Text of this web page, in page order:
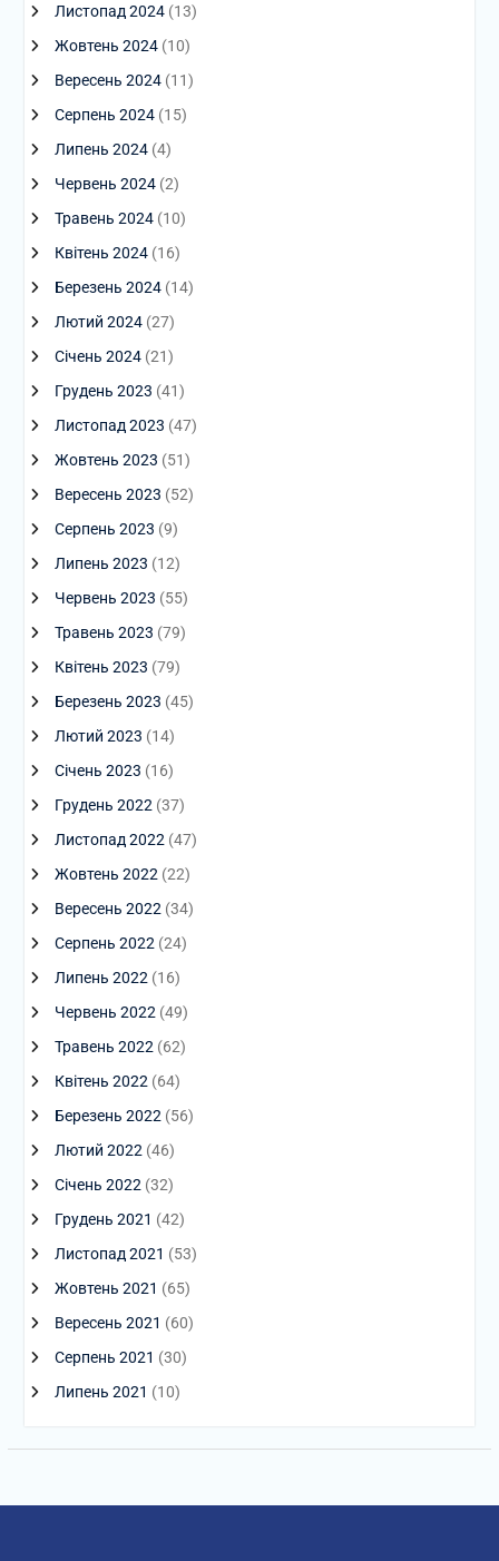
Листопад 2024(13)
Жовтень 2024(10)
Вересень 2024(11)
Серпень 2024(15)
Липень 2024(4)
Червень 2024(2)
Травень 2024(10)
Квітень 2024(16)
Березень 2024(14)
Лютий 2024(27)
Січень 2024(21)
Грудень 2023 (41)
Листопад 2023 (47)
Жовтень 2023 (51)
Вересень 2023 (52)
Серпень 2023 (9)
Липень 2023 (12)
Червень 2023 (55)
Травень 2023 (79)
Квітень 2023 (79)
Березень 2023 (45)
Лютий 2023 (14)
Січень 2023 (16)
Грудень 2022 (37)
Листопад 2022 (47)
Жовтень 2022 (22)
Вересень 2022 (34)
Серпень 2022 (24)
Липень 2022 (16)
Червень 2022 (49)
Травень 2022 (62)
Квітень 2022 (64)
Березень 2022 (56)
Лютий 2022 (46)
Січень 2022 (32)
Грудень 2021 (42)
Листопад 2021 (53)
Жовтень 2021 (65)
Вересень 2021 (60)
Серпень 2021 (30)
Липень 2021 (10)